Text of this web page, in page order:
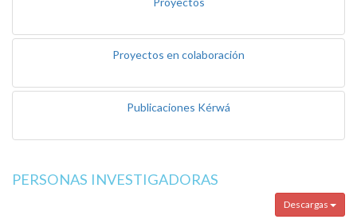
Proyectos en colaboración
Publicaciones Kérwá
PERSONAS INVESTIGADORAS
Descargas